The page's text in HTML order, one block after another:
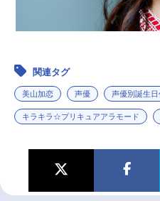
関連タグ
美山加恋 声優 声優別誕生
キラキラ☆プリキュアアラモード